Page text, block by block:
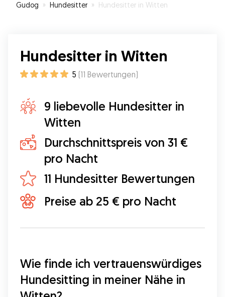
Gudog » Hundesitter » Hundesitter in Witten
Hundesitter in Witten
5 (11 Bewertungen)
9 liebevolle Hundesitter in
Witten
Durchschnittspreis von 31 €
pro Nacht
11 Hundesitter Bewertungen
Preise ab 25 € pro Nacht
Wie finde ich vertrauenswürdiges
Hundesitting in meiner Nähe in